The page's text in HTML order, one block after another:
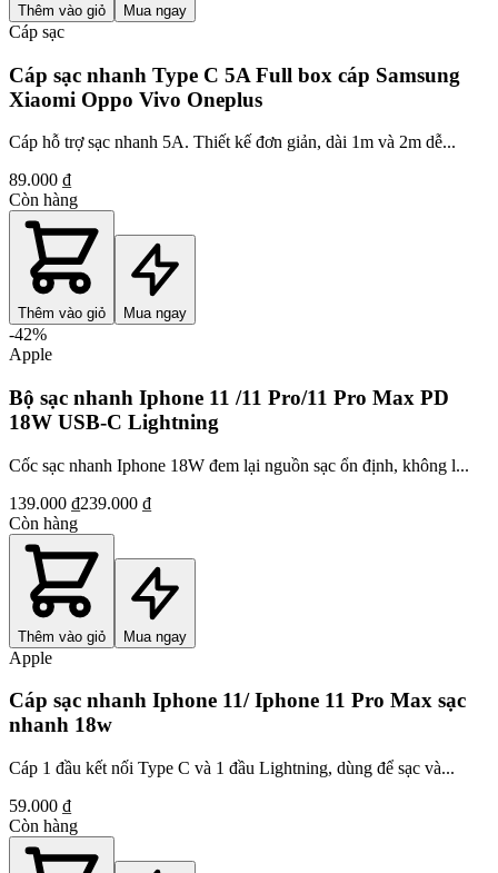
Thêm vào giỏ Mua ngay
Cáp sạc
Cáp sạc nhanh Type C 5A Full box cáp Samsung
Xiaomi Oppo Vivo Oneplus
Cáp hỗ trợ sạc nhanh 5A. Thiết kế đơn giản, dài 1m và 2m dễ...
89.000 ₫
Còn hàng
Thêm vào giỏ Mua ngay
-42%
Apple
Bộ sạc nhanh Iphone 11 /11 Pro/11 Pro Max PD
18W USB-C Lightning
Cốc sạc nhanh Iphone 18W đem lại nguồn sạc ổn định, không l...
139.000 ₫239.000 ₫
Còn hàng
Thêm vào giỏ Mua ngay
Apple
Cáp sạc nhanh Iphone 11/ Iphone 11 Pro Max sạc
nhanh 18w
Cáp 1 đầu kết nối Type C và 1 đầu Lightning, dùng để sạc và...
59.000 ₫
Còn hàng